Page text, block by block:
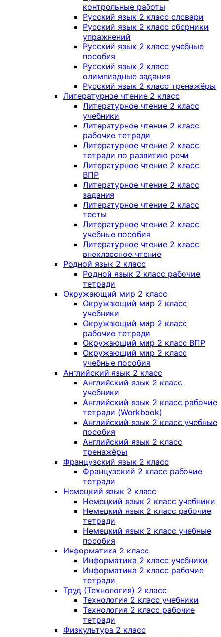
контрольные работы
Русский язык 2 класс словари
Русский язык 2 класс сборники
упражнений
Русский язык 2 класс учебные
пособия
Русский язык 2 класс
олимпиадные задания
Русский язык 2 класс тренажёры
Литературное чтение 2 класс
Литературное чтение 2 класс
учебники
Литературное чтение 2 класс
рабочие тетради
Литературное чтение 2 класс
тетради по развитию речи
Литературное чтение 2 класс
ВПР
Литературное чтение 2 класс
задания
Литературное чтение 2 класс
тесты
Литературное чтение 2 класс
учебные пособия
Литературное чтение 2 класс
внеклассное чтение
Родной язык 2 класс
Родной язык 2 класс рабочие
тетради
Окружающий мир 2 класс
Окружающий мир 2 класс
учебники
Окружающий мир 2 класс
рабочие тетради
Окружающий мир 2 класс ВПР
Окружающий мир 2 класс
учебные пособия
Английский язык 2 класс
Английский язык 2 класс
учебники
Английский язык 2 класс рабочие
тетради (Workbook)
Английский язык 2 класс учебные
пособия
Английский язык 2 класс
тренажёры
Французский язык 2 класс
Французский 2 класс рабочие
тетради
Немецкий язык 2 класс
Немецкий язык 2 класс учебники
Немецкий язык 2 класс рабочие
тетради
Немецкий язык 2 класс учебные
пособия
Информатика 2 класс
Информатика 2 класс учебники
Информатика 2 класс рабочие
тетради
Труд (Технология) 2 класс
Технология 2 класс учебники
Технология 2 класс рабочие
тетради
Физкультура 2 класс